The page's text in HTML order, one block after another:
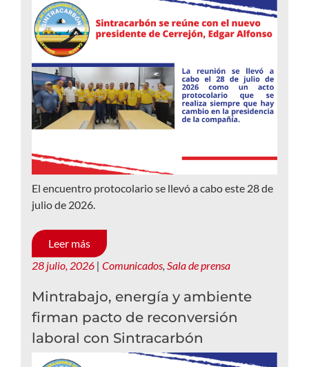
El encuentro protocolario se llevó a cabo este 28 de
julio de 2026.
Leer más
28 julio, 2026 | Comunicados, Sala de prensa
Mintrabajo, energía y ambiente
firman pacto de reconversión
laboral con Sintracarbón